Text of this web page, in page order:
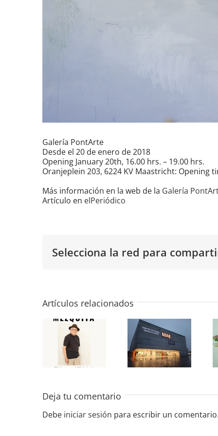
Galería PontArte
Desde el 20 de enero de 2018
Opening January 20th, 16.00 hrs. – 19.00 hrs.
Oranjeplein 203, 6224 KV Maastricht: Opening
Más información en la web de la Galería
Artículo en elPeriódico
Selecciona la red para
Artículos relacionados
María
Mezquita»
en la
Sala de
Exposiciones
del CC
López
Colectiva
en la
Sala de
Exposiciones
del CC
Antonio
2025
Deja tu comentario
Debe iniciar sesión para escribir un comentario.